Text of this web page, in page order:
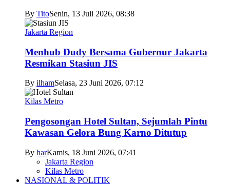
By TitoSenin, 13 Juli 2026, 08:38
Jakarta Region
Menhub Dudy Bersama Gubernur Jakarta
Resmikan Stasiun JIS
By ilhamSelasa, 23 Juni 2026, 07:12
Kilas Metro
Pengosongan Hotel Sultan, Sejumlah Pintu
Kawasan Gelora Bung Karno Ditutup
By harKamis, 18 Juni 2026, 07:41
Jakarta Region
Kilas Metro
NASIONAL & POLITIK